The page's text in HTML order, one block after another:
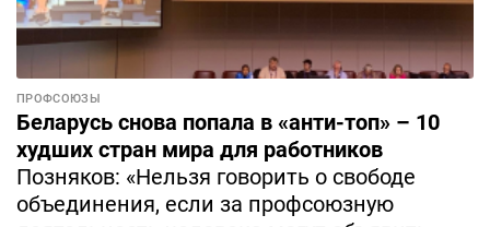
ПРОФСОЮЗЫ
Беларусь снова попала в «анти-топ» – 10
худших стран мира для работников
Позняков: «Нельзя говорить о свободе
объединения, если за профсоюзную